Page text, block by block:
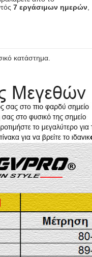
7 εργάσιμων ημερών
κατάστημα.